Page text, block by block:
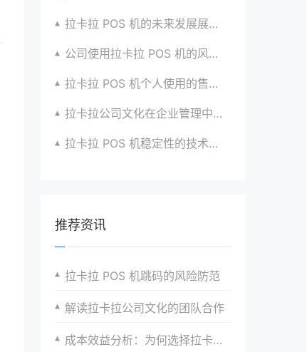
拉卡拉 POS 机的未来发展展望与战略规划
公司使用拉卡拉 POS 机的风险评估与应对
拉卡拉 POS 机个人使用的售后服务优化
拉卡拉公司文化在企业管理中的作用
拉卡拉 POS 机稳定性的技术创新与应用实践
推荐资讯
拉卡拉 POS 机跳码的风险防范
解读拉卡拉公司文化的团队合作
成本效益分析：为何选择拉卡拉POS机